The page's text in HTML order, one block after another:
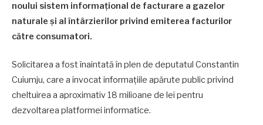
noului sistem informațional de facturare a gazelor
naturale și al întârzierilor privind emiterea facturilor
către consumatori.
Solicitarea a fost înaintată în plen de deputatul Constantin
Cuiumju, care a invocat informațiile apărute public privind
cheltuirea a aproximativ 18 milioane de lei pentru
dezvoltarea platformei informatice.